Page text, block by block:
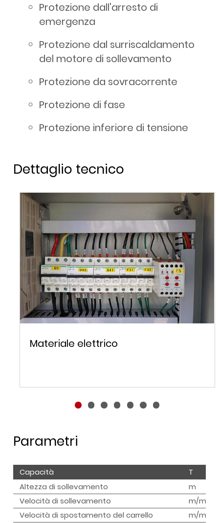
Protezione dall'arresto di
emergenza
Protezione dal surriscaldamento
del motore di sollevamento
Protezione da sovracorrente
Protezione di fase
Protezione inferiore di tensione
Dettaglio tecnico
Materiale elettrico
Parametri
Capacità
T
Altezza di sollevamento
m
Velocità di sollevamento
m/min
Velocità di spostamento del carrello
m/min